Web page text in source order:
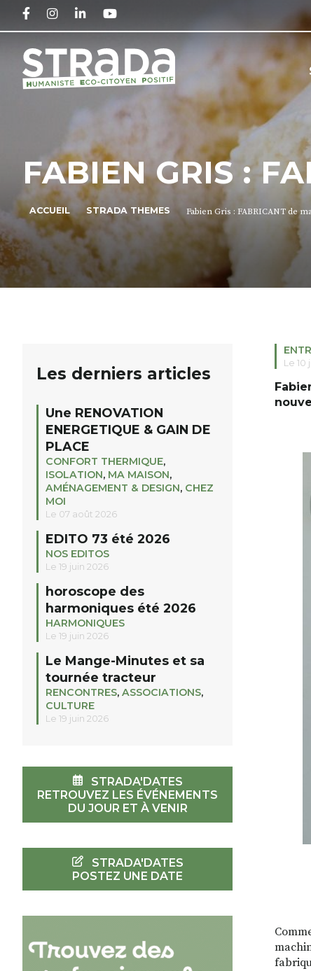
FACEBOOKINSTAGRAM
LINKEDINYOUTUBE
FABIEN GRIS :
ACCUEIL STRADA THEMES Fabien Gris : FABRICANT de
Le 10
Les derniers articles
Une RENOVATION
ENERGETIQUE & GAIN DE
PLACE
CONFORT THERMIQUE,
ISOLATION, MA MAISON,
AMÉNAGEMENT & DESIGN, CHEZ
MOI
Le 07 août 2026
EDITO 73 été 2026
NOS EDITOS
Le 19 juin 2026
horoscope des
harmoniques été 2026
HARMONIQUES
Le 19 juin 2026
Le Mange-Minutes et sa
tournée tracteur
RENCONTRES, ASSOCIATIONS,
CULTURE
Le 19 juin 2026
STRADA'DATES
RETROUVEZ LES ÉVÉNEMENTS
DU JOUR ET À VENIR
STRADA'DATES
POSTEZ UNE DATE